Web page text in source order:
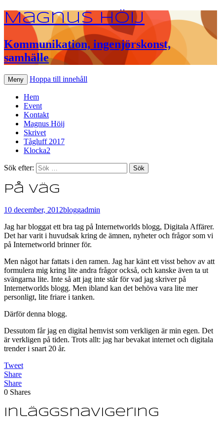
Magnus Höij
Kommunikation, ingenjörskonst,
samhälle
Meny Hoppa till innehåll
Hem
Event
Kontakt
Magnus Höij
Skrivet
Tågluff 2017
Klocka2
Sök efter:
På väg
10 december, 2012bloggadmin
Jag har bloggat ett bra tag på Internetworlds blogg, Digitala Affärer.
Det har varit i huvudsak kring de ämnen, nyheter och frågor som vi
på Internetworld brinner för.
Men något har fattats i den ramen. Jag har känt ett visst behov av att
formulera mig kring lite andra frågor också, och kanske även ta ut
svängarna lite. Inte så att jag inte står för vad jag skriver på
Internetworlds blogg. Men ibland kan det behöva vara lite mer
personligt, lite friare i tanken.
Därför denna blogg.
Dessutom får jag en digital hemvist som verkligen är min egen. Det
är verkligen på tiden. Trots allt: jag har bevakat internet och digitala
trender i snart 20 år.
Tweet
Share
Share
0 Shares
Inläggsnavigering